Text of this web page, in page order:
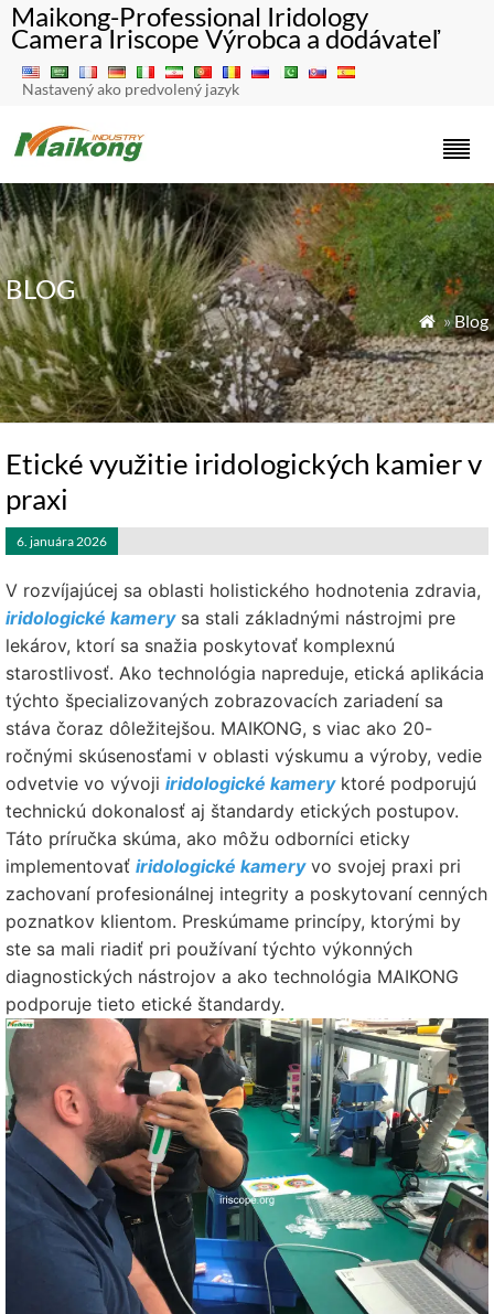
Maikong-Professional Iridology
Camera Iriscope Výrobca a dodávateľ
Nastavený ako predvolený jazyk
BLOG
 »Blog
Etické využitie iridologických kamier v
praxi
6. januára 2026
V rozvíjajúcej sa oblasti holistického hodnotenia zdravia,
iridologické kamerysa stali základnými nástrojmi pre
lekárov, ktorí sa snažia poskytovať komplexnú
starostlivosť. Ako technológia napreduje, etická aplikácia
týchto špecializovaných zobrazovacích zariadení sa
stáva čoraz dôležitejšou. MAIKONG, s viac ako 20-
ročnými skúsenosťami v oblasti výskumu a výroby, vedie
odvetvie vo vývoji iridologické kameryktoré podporujú
technickú dokonalosť aj štandardy etických postupov.
Táto príručka skúma, ako môžu odborníci eticky
implementovať iridologické kameryvo svojej praxi pri
zachovaní profesionálnej integrity a poskytovaní cenných
poznatkov klientom. Preskúmame princípy, ktorými by
ste sa mali riadiť pri používaní týchto výkonných
diagnostických nástrojov a ako technológia MAIKONG
podporuje tieto etické štandardy.